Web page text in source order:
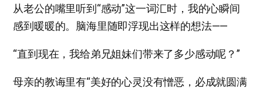
从老公的嘴里听到“感动”这一词汇时，我的心瞬间
感到暖暖的。脑海里随即浮现出这样的想法——
“直到现在，我给弟兄姐妹们带来了多少感动呢？”
母亲的教诲里有“美好的心灵没有憎恶，必成就圆满